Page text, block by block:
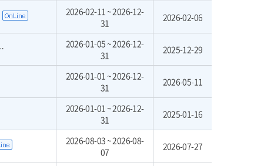
2026-02-11 ~ 2026-12-
31
2026-02-06
2026-01-05 ~ 2026-12-
31
2025-12-29
2026-01-01 ~ 2026-12-
31
2026-05-11
2026-01-01 ~ 2026-12-
31
2025-01-16
2026-08-03 ~ 2026-08-
07
2026-07-27